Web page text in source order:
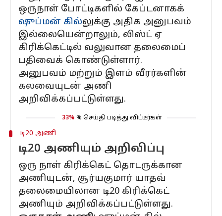
ஒருநாள் போட்டிகளில் கேப்டனாகக்
ஷுப்மன் கில்லுக்கு அதிக அனுபவம்
இல்லையென்றாலும், லிஸ்ட் ஏ
கிரிக்கெட்டில் வலுவான தலைமைப்
பதிவைக் கொண்டுள்ளார்.
அனுபவம் மற்றும் இளம் வீரர்களின்
கலவையுடன் அணி
அறிவிக்கப்பட்டுள்ளது.
33% % செய்தி படித்து விட்டீர்கள்
டி20 அணி
டி20 அணியும் அறிவிப்பு
ஒரு நாள் கிரிக்கெட் தொடருக்கான
அணியுடன், சூர்யகுமார் யாதவ்
தலைமையிலான டி20 கிரிக்கெட்
அணியும் அறிவிக்கப்பட்டுள்ளது.